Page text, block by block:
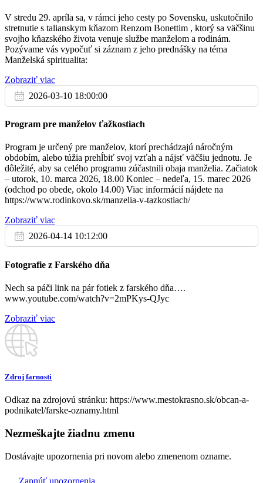
V stredu 29. apríla sa, v rámci jeho cesty po Sovensku, uskutočnilo
stretnutie s talianskym kňazom Renzom Bonettim , ktorý sa väčšinu
svojho kňazského života venuje službe manželom a rodinám.
Pozývame vás vypočuť si záznam z jeho prednášky na téma
Manželská spiritualita:
Zobraziť viac
2026-03-10 18:00:00
Program pre manželov ťažkostiach
Program je určený pre manželov, ktorí prechádzajú náročným
obdobím, alebo túžia prehĺbiť svoj vzťah a nájsť väčšiu jednotu. Je
dôležité, aby sa celého programu zúčastnili obaja manželia. Začiatok
– utorok, 10. marca 2026, 18.00 Koniec – nedeľa, 15. marec 2026
(odchod po obede, okolo 14.00) Viac informácií nájdete na
https://www.rodinkovo.sk/manzelia-v-tazkostiach/
Zobraziť viac
2026-04-14 10:12:00
Fotografie z Farského dňa
Nech sa páči link na pár fotiek z farského dňa….
www.youtube.com/watch?v=2mPKys-QJyc
Zobraziť viac
Zdroj farnosti
Odkaz na zdrojovú stránku: https://www.mestokrasno.sk/obcan-a-
podnikatel/farske-oznamy.html
Nezmeškajte žiadnu zmenu
Dostávajte upozornenia pri novom alebo zmenenom ozname.
Zapnúť upozornenia